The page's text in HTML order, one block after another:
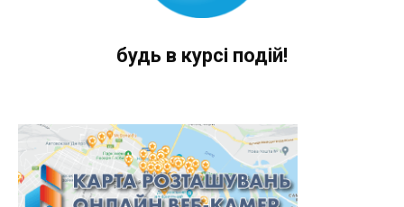
будь в курсі подій!